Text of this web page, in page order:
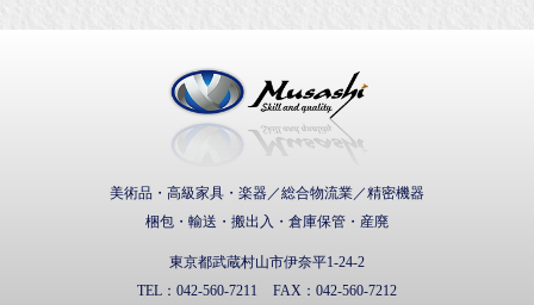
美術品・高級家具・楽器／総合物流業／精密機器
梱包・輸送・搬出入・倉庫保管・産廃
東京都武蔵村山市伊奈平1-24-2
TEL： 042-560-7211 FAX： 042-560-7212